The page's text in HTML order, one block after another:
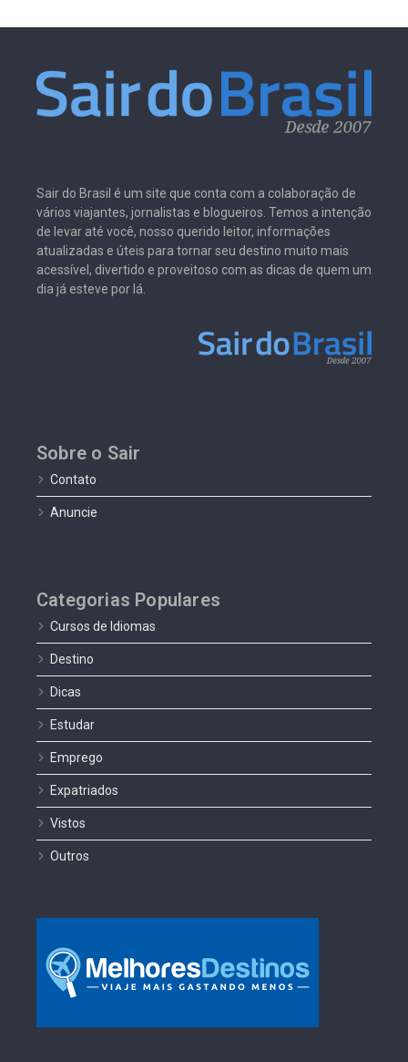
Sair do Brasil é um site que conta com a colaboração de
vários viajantes, jornalistas e blogueiros. Temos a intenção
de levar até você, nosso querido leitor, informações
atualizadas e úteis para tornar seu destino muito mais
acessível, divertido e proveitoso com as dicas de quem um
dia já esteve por lá.
Sobre o Sair
Contato
Anuncie
Categorias Populares
Cursos de Idiomas
Destino
Dicas
Estudar
Emprego
Expatriados
Vistos
Outros